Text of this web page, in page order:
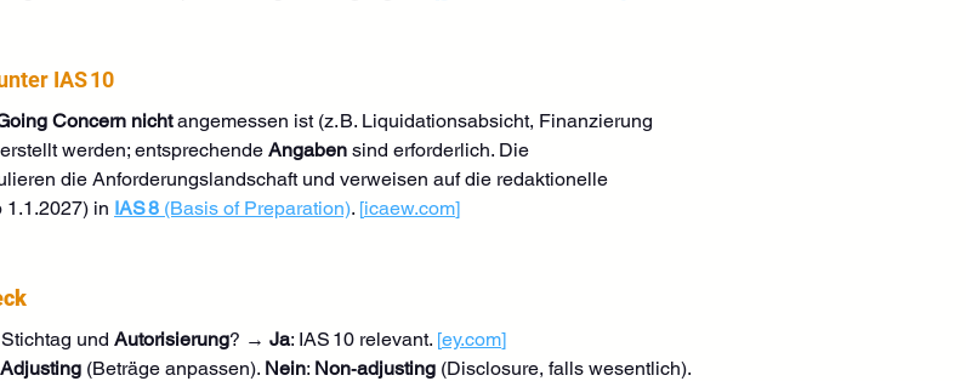
IAS 10
Concern nicht angemessen ist (z. B. Liquidationsabsicht, Finanzierung
werden; entsprechende Angaben sind erforderlich. Die
die Anforderungslandschaft und verweisen auf die redaktionelle
1.1.2027) in IAS 8 (Basis of Preparation). [icaew.com]
Stichtag und Autorisierung? → Ja: IAS 10 relevant. [ey.com]
Adjusting (Beträge anpassen). Nein: Non‑adjusting (Disclosure, falls wesentlich).